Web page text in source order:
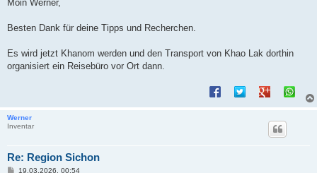
a
Moin Werner,
Besten Dank für deine Tipps und Recherchen.
Es wird jetzt Khanom werden und den Transport von Khao Lak dorthin
organisiert ein Reisebüro vor Ort dann.
Werner
Inventar
Re: Region Sichon
B19.03.2026, 00:54